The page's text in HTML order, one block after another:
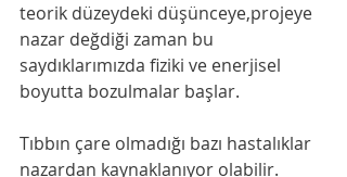
teorik düzeydeki düşünceye,projeye
nazar değdiği zaman bu
saydıklarımızda fiziki ve enerjisel
boyutta bozulmalar başlar.
Tıbbın çare olmadığı bazı hastalıklar
nazardan kaynaklanıyor olabilir.